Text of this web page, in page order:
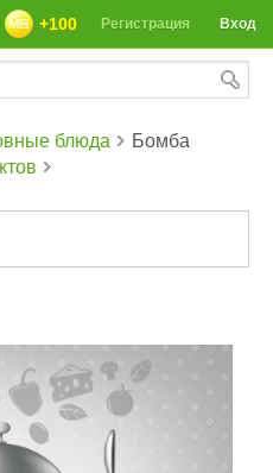
Вход
Регистрация
+100
блюда
Бомба